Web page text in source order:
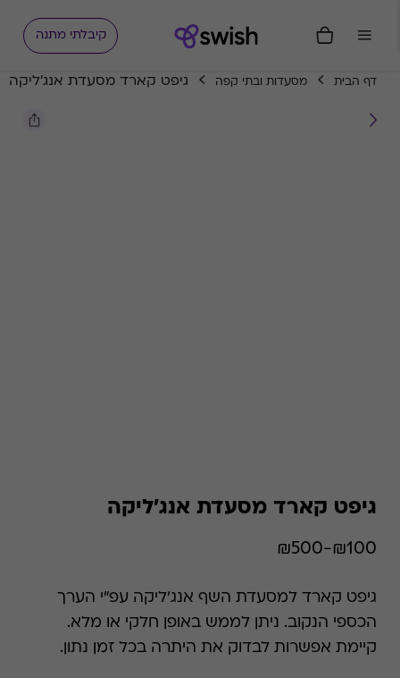
קיבלתי מתנה
דף הבית מסעדות ובתי קפה גיפט קארד מסעדת אנג'ליקה
גיפט קארד מסעדת אנג'ליקה
₪100-₪500
גיפט קארד למסעדת השף אנג'ליקה עפ"י הערך
הכספי הנקוב. ניתן לממש באופן חלקי או מלא.
קיימת אפשרות לבדוק את היתרה בכל זמן נתון.